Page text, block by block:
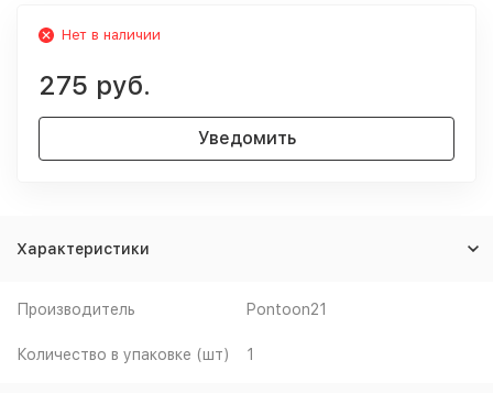
Нет в наличии
275 руб.
Уведомить
Характеристики
Производитель Pontoon21
Количество в упаковке (шт) 1